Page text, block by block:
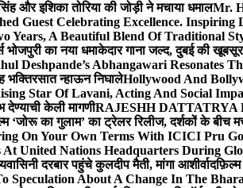
और इशिका तोरिया की जोड़ी ने मचाया धमालMr.
Guest Celebrating Excellence. Inspiring
Years, A Beautiful Blend Of Traditional
भोजपुरी का नया धमाकेदार गाना जल्द, दुबई की
Deshpande’s Abhangawari Resonates
भक्तिरसात न्हाऊन निघालेHollywood And
Star Of Lavani, Acting And Social
केली मागणीRAJESHH DATTATRYA
‘जोरू का गुलाम’ का ट्रेलर रिलीज, दर्शकों के बीच
On Your Own Terms With ICICI Pru
United Nations Headquarters During
दरबार पहुंचे कुलदीप मैती, मांगा आशीर्वाद
Speculation About A Change In The